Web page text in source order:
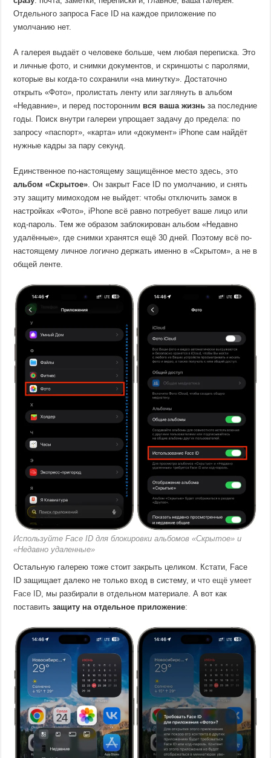
Отдельного запроса Face ID на каждое приложение по
умолчанию нет.
А галерея выдаёт о человеке больше, чем любая переписка. Это
и личные фото, и снимки документов, и скриншоты с паролями,
которые вы когда-то сохранили «на минутку». Достаточно
открыть «Фото», пролистать ленту или заглянуть в альбом
«Недавние», и перед посторонним вся ваша жизнь за последние
годы. Поиск внутри галереи упрощает задачу до предела: по
запросу «паспорт», «карта» или «документ» iPhone сам найдёт
нужные кадры за пару секунд.
Единственное по-настоящему защищённое место здесь, это
альбом «Скрытое». Он закрыт Face ID по умолчанию, и снять
эту защиту мимоходом не выйдет: чтобы отключить замок в
настройках «Фото», iPhone всё равно потребует ваше лицо или
код-пароль. Тем же образом заблокирован альбом «Недавно
удалённые», где снимки хранятся ещё 30 дней. Поэтому всё по-
настоящему личное логично держать именно в «Скрытом», а не в
общей ленте.
Используйте Face ID для блокировки альбомов «Скрытое» и
«Недавно удаленные»
Остальную галерею тоже стоит закрыть целиком. Кстати, Face
ID защищает далеко не только вход в систему, ичто ещё умеет
Face ID , мы разбирали в отдельном материале. А вот как
поставитьзащиту на отдельное приложение: